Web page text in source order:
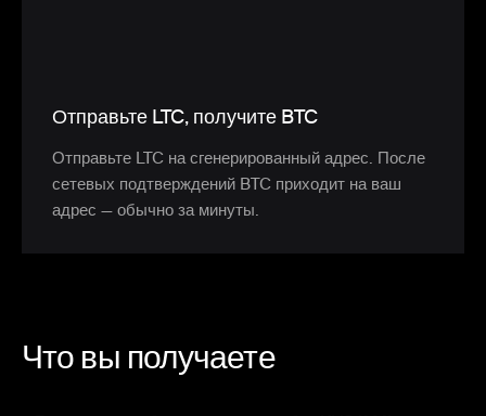
Отправьте LTC, получите BTC
Отправьте LTC на сгенерированный адрес. После
сетевых подтверждений BTC приходит на ваш
адрес — обычно за минуты.
Что вы получаете